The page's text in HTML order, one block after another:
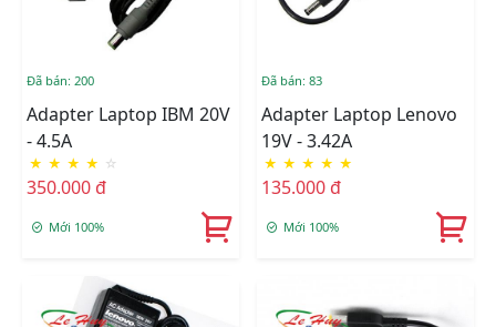
Đã bán: 200
Adapter Laptop IBM 20V
- 4.5A
★ ★ ★ ★ ☆
350.000 đ
Mới 100%
Đã bán: 83
Adapter Laptop Lenovo
19V - 3.42A
★ ★ ★ ★ ★
135.000 đ
Mới 100%